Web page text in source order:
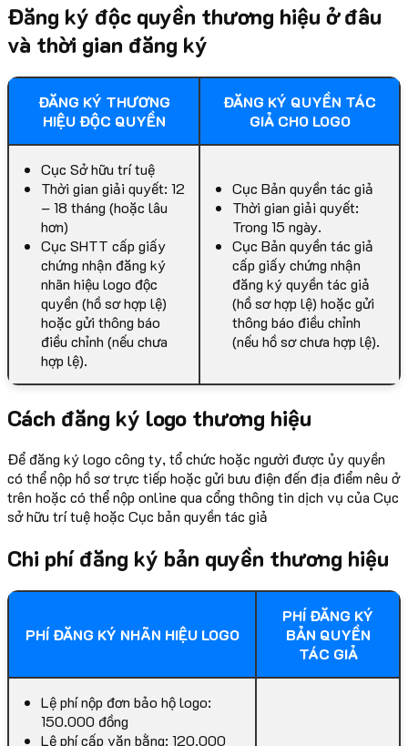
Đăng ký độc quyền thương hiệu ở đâu
và thời gian đăng ký
ĐĂNG KÝ THƯƠNG
HIỆU ĐỘC QUYỀN
ĐĂNG KÝ QUYỀN TÁC
GIẢ CHO LOGO
Cục Sở hữu trí tuệ
Thời gian giải quyết: 12
– 18 tháng (hoặc lâu
hơn)
Cục SHTT cấp giấy
chứng nhận đăng ký
nhãn hiệu logo độc
quyền (hồ sơ hợp lệ)
hoặc gửi thông báo
điều chỉnh (nếu chưa
hợp lệ).
Cục Bản quyền tác giả
Thời gian giải quyết:
Trong 15 ngày.
Cục Bản quyền tác giả
cấp giấy chứng nhận
đăng ký quyền tác giả
(hồ sơ hợp lệ) hoặc gửi
thông báo điều chỉnh
(nếu hồ sơ chưa hợp lệ).
Cách đăng ký logo thương hiệu
Để đăng ký logo công ty, tổ chức hoặc người được ủy quyền
có thể nộp hồ sơ trực tiếp hoặc gửi bưu điện đến địa điểm nêu ở
trên hoặc có thể nộp online qua cổng thông tin dịch vụ của Cục
sở hữu trí tuệ hoặc Cục bản quyền tác giả
Chi phí đăng ký bản quyền thương hiệu
PHÍ ĐĂNG KÝ NHÃN HIỆU LOGO
PHÍ ĐĂNG KÝ
BẢN QUYỀN
TÁC GIẢ
Lệ phí nộp đơn bảo hộ logo:
150.000 đồng
Lệ phí cấp văn bằng: 120.000